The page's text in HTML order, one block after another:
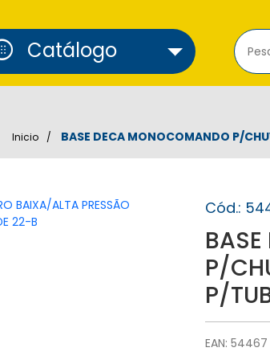
Catálogo
Inicio BASE DECA MONOCOMANDO P/
Cód.:
P/
P/
EAN: 54467